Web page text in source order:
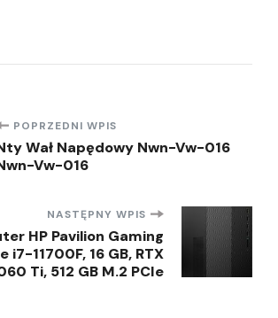
POPRZEDNI WPIS
Wał Napędowy Nwn-Vw-016
Vw-016
NASTĘPNY WPIS
HP Pavilion Gaming
i7-11700F, 16 GB, RTX
Ti, 512 GB M.2 PCIe